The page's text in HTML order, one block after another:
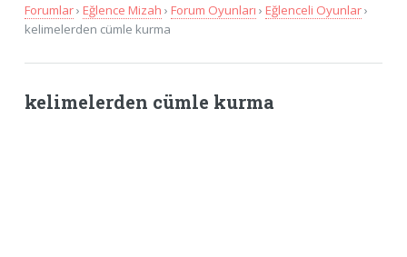
Forumlar› Eğlence Mizah › Forum Oyunları › Eğlenceli Oyunlar›
kelimelerden cümle kurma
kelimelerden cümle kurma